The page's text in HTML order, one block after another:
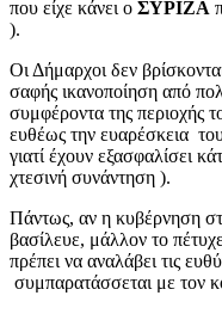
που είχε κάνει ο ΣΥΡΙΖΑ
).
Οι Δήμαρχοι δεν
σαφής ικανοποίηση από
συμφέροντα της περιοχής
ευθέως την ευαρέσκεια
γιατί έχουν εξασφαλίσει
χτεσινή συνάντηση ).
Πάντως, αν η κυβέρνηση
βασίλευε, μάλλον το
πρέπει να αναλάβει τις
συμπαρατάσσεται με τον